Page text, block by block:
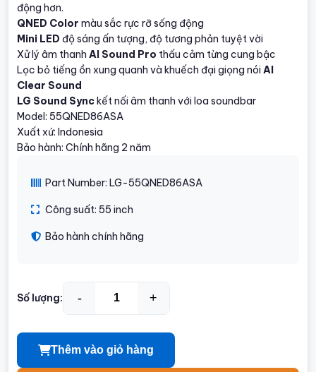
động hơn.
QNED Color màu sắc rực rỡ sống động
Mini LED độ sáng ấn tượng, độ tương phản tuyệt vời
Xử lý âm thanh AI Sound Pro thấu cảm từng cung bậc
Lọc bỏ tiếng ồn xung quanh và khuếch đại giọng nói AI
Clear Sound
LG Sound Synckết nối âm thanh với loa soundbar
Model: 55QNED86ASA
Xuất xứ: Indonesia
Bảo hành: Chính hãng 2 năm
Part Number: LG-55QNED86ASA
Công suất: 55 inch
Bảo hành chính hãng
Số lượng: - +
Thêm vào giỏ hàng